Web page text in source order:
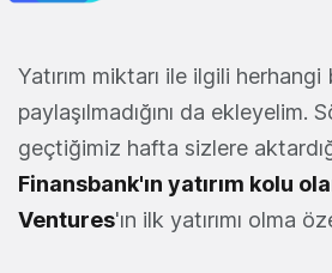
Yatırım miktarı ile ilgili herhangi
paylaşılmadığını da ekleyelim.
geçtiğimiz hafta sizlere
Finansbank'ın yatırım kolu
Ventures'ın ilk yatırımı olma